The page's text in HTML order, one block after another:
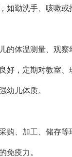
勤洗手、咳嗽或
体温测量、观察
，定期对教室、
儿体质。
、加工、储存等
疫力。